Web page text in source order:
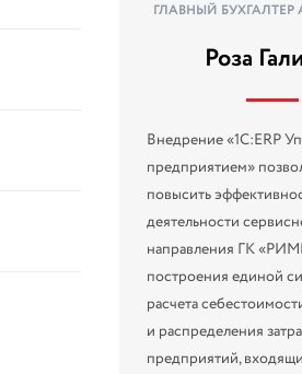
ГЛАВНЫЙ БУХГАЛТЕР
Роза
Внедрение «1С:ERP
предприятием»
повысить
деятельности
направления ГК
построения единой
расчета
и распределения
предприятий,